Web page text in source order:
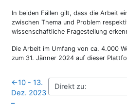
In beiden Fällen gilt, dass die Arbeit
zwischen Thema und Problem
wissenschaftliche Fragestellung
Die Arbeit im Umfang von ca. 4.000
zum 31. Jänner 2024 auf dieser
←10 - 13.
Dez. 2023
–